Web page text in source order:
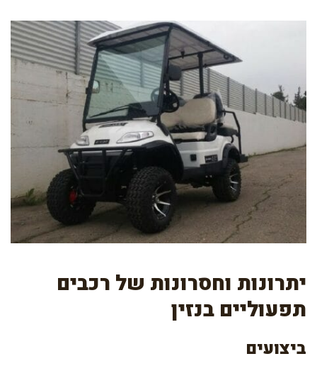
יתרונות וחסרונות של רכבים
תפעוליים בנזין
ביצועים